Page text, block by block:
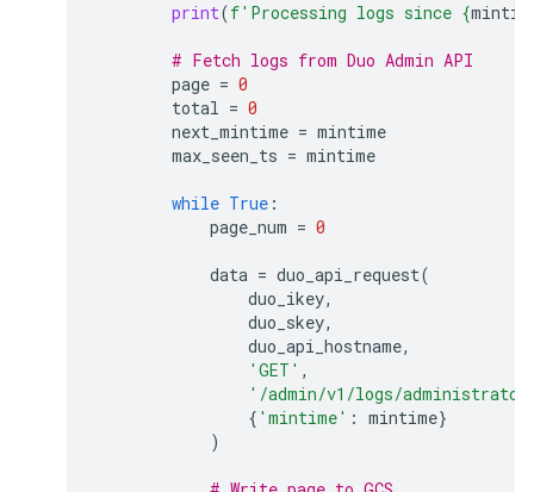
print(f'Processing logs since {
# Fetch logs from Duo Admin API
page = 0
total = 0
next_mintime = mintime
max_seen_ts = mintime
while True :
page_num = 0
data = duo_api_request(
duo_ikey,
duo_skey,
duo_api_hostname,
'GET' ,
'/admin/v1/logs/
{ 'mintime' : mintime}
)